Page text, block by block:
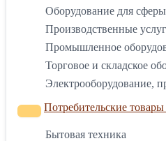
Оборудование для
Производственные
Промышленное
Торговое и складское
Электрооборудование,
Потребительские товары
Бытовая техника